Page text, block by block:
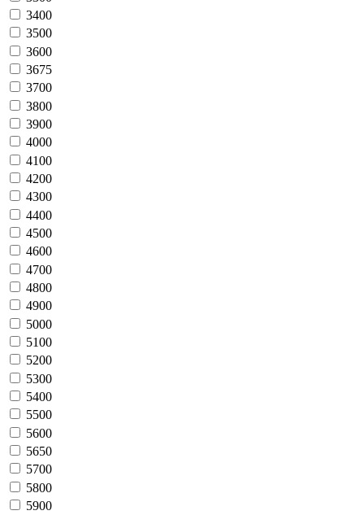
3400
3500
3600
3675
3700
3800
3900
4000
4100
4200
4300
4400
4500
4600
4700
4800
4900
5000
5100
5200
5300
5400
5500
5600
5650
5700
5800
5900